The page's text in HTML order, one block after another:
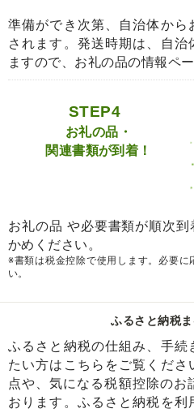
準備ができ次第、自治体から
されます。発送時期は、自治
ますので、お礼の品の情報ペ
STEP4
お礼の品・
関連書類が到着！
お礼の品 や必要書類が順次
かめください。
※書類は税金控除で使用します。必要に
い。
ふるさと納税ま
ふるさと納税の仕組み、手続
たい方はこちらをご覧くだ
点や、気になる税額控除のお
おります。ふるさと納税を利